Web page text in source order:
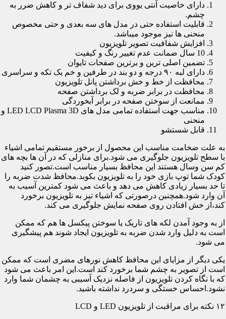
دارای خاصیت آنتی یووی برای دید شفاف تر و کاهش ضرر به
چشم.
قابلیت استفاده حتی در مدل های سه بعدی و حتی مخصوص
منحنی ها نیز موجود میباشد.
افزایش شفافیت تصویر تلویزیون
10 سال ضمانت عدم تغییر رنگ و کیفیت
تضمین اصلی ترین و برترین صفحات تایوان
دارای لبه ۹۰ درجه و دو بند در طرفین و خم یک تکه و سراسری
محافظت از خط و خش برداشتن پانل تلویزیون
محافظت در برابر ضربه و لک برداشتن صفحه
ممانعت از سوختن صفحه در برابر آبخوردگی
مناسب جهت استفاده تمامی مدل های LED LCD Plasma 3D و
منحنی
قابل شستشو
به علت ضخامت مناسب این محصول از برخور مستقیم تمامی اشیاء
با سطح تلویزیون جلوگیری می شود.برای منازلی که در آن ها بچه های
کم سن وسال هستند این محافظ بسیار مناسب است.تصور کنید
کودک شما توپ بازی خود را به تلویزیون بکوبد.محافظ شدت ضربه را
تا حد بسیار زیادی کاهش می دهد و باعث می شود کمترین آسیب به
آن وارد شود.همچنین درصورتی که اشیاء تیز به تلویزیون برخورد
کند،از خش افتادن روی صفحه نمایش جلوگیری می کند.
از به وجود آمدن لکه های تاریک یا سوختن پیکسل ها هم که ممکن
است به دلیل وارد شدن ضربه به تلویزیون ایجاد شوند هم پیشگیری
می شود.
یکی دیگر از مزایای این محافظ کاهش نورهای مضری است که ممکن
است از تصویر به چشم شما برخورد کند است.این امر باعث می شود
که با نگاه کردن تلویزیون از فاصله نزدیک آسیبی به چشمان شما وارد
نشود.احساس خستگی و سردرد نداشته باشید.
۱۲ نکته برای مراقبت از تلویزیون LED و LCD